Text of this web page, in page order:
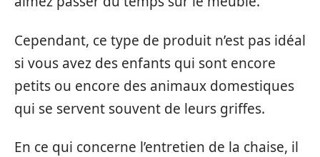
Cependant, ce type de produit n’est pas idéal
si vous avez des enfants qui sont encore
petits ou encore des animaux domestiques
qui se servent souvent de leurs griffes.
En ce qui concerne l’entretien de la chaise, il